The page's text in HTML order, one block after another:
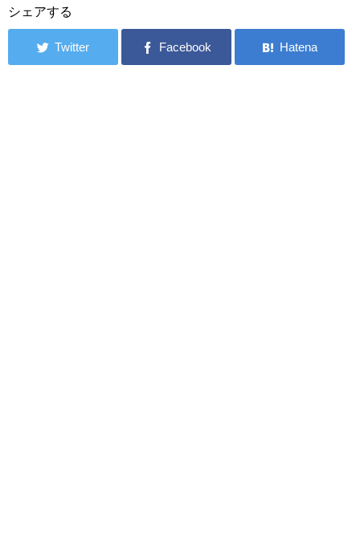
シェアする